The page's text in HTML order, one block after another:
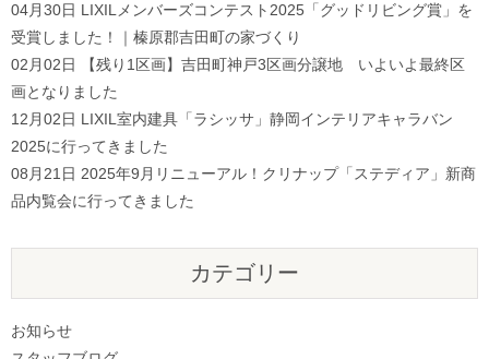
04月30日 LIXILメンバーズコンテスト2025「グッドリビング賞」を
受賞しました！｜榛原郡吉田町の家づくり
02月02日
【残り1区画】吉田町神戸3区画分譲地 いよいよ最終区
画となりました
12月02日 LIXIL室内建具「ラシッサ」静岡インテリアキャラバン
2025に行ってきました
08月21日 2025年9月リニューアル！クリナップ「ステディア」新商
品内覧会に行ってきました
カテゴリー
お知らせ